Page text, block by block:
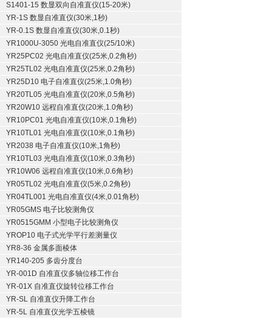
S1401-15 数显双向自准直仪(15-20米)
YR-1S 数显自准直仪(30米,1秒)
YR-0.1S 数显自准直仪(30米,0.1秒)
YR1000U-3050 光电自准直仪(25/10米)
YR25PC02 光电自准直仪(25米,0.2角秒)
YR25TL02 光电自准直仪(25米,0.2角秒)
YR25D10 电子自准直仪(25米,1.0角秒)
YR20TL05 光电自准直仪(20米,0.5角秒)
YR20W10 远程自准直仪(20米,1.0角秒)
YR10PC01 光电自准直仪(10米,0.1角秒)
YR10TL01 光电自准直仪(10米,0.1角秒)
YR2038 电子自准直仪(10米,1角秒)
YR10TL03 光电自准直仪(10米,0.3角秒)
YR10W06 远程自准直仪(10米,0.6角秒)
YR05TL02 光电自准直仪(5米,0.2角秒)
YR04TL001 光电自准直仪(4米,0.01角秒)
YR05GMS 电子比较测角仪
YR0515GMM 小型电子比较测角仪
YROP10 电子式光学平行差测量仪
YR8-36 金属多面棱体
YR140-205 多齿分度台
YR-001D 自准直仪多轴位移工作台
YR-01X 自准直仪旋转位移工作台
YR-SL 自准直仪升降工作台
YR-5L 自准直仪光学五棱镜